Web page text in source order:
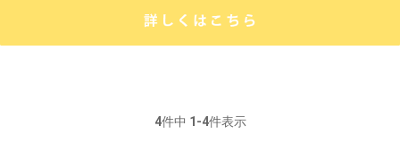
4件中 1 -4件表示